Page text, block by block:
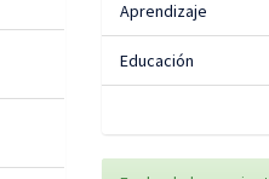
Aprendizaje
Educación